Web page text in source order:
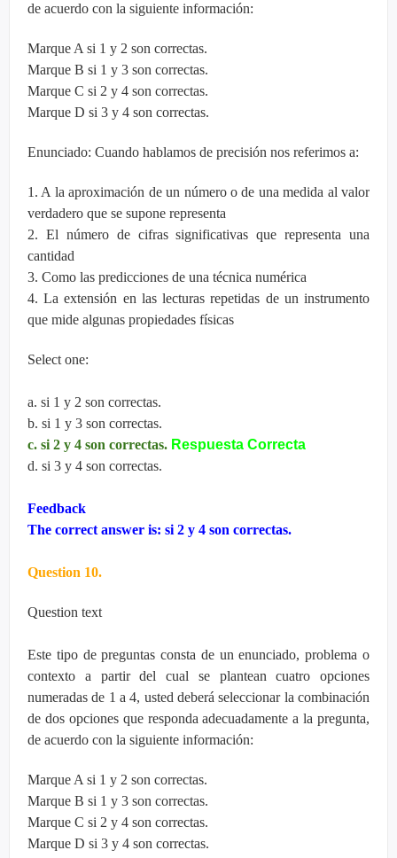
de acuerdo con la siguiente información:
Marque A si 1 y 2 son correctas.
Marque B si 1 y 3 son correctas.
Marque C si 2 y 4 son correctas.
Marque D si 3 y 4 son correctas.
Enunciado: Cuando hablamos de precisión nos referimos a:
1. A la aproximación de un número o de una medida al valor
verdadero que se supone representa
2. El número de cifras significativas que representa una
cantidad
3. Como las predicciones de una técnica numérica
4. La extensión en las lecturas repetidas de un instrumento
que mide algunas propiedades físicas
Select one:
a. si 1 y 2 son correctas.
b. si 1 y 3 son correctas.
c. si 2 y 4 son correctas. Respuesta Correcta
d. si 3 y 4 son correctas.
Feedback
The correct answer is: si 2 y 4 son correctas.
Question 10.
Question text
Este tipo de preguntas consta de un enunciado, problema o
contexto a partir del cual se plantean cuatro opciones
numeradas de 1 a 4, usted deberá seleccionar la combinación
de dos opciones que responda adecuadamente a la pregunta,
de acuerdo con la siguiente información:
Marque A si 1 y 2 son correctas.
Marque B si 1 y 3 son correctas.
Marque C si 2 y 4 son correctas.
Marque D si 3 y 4 son correctas.